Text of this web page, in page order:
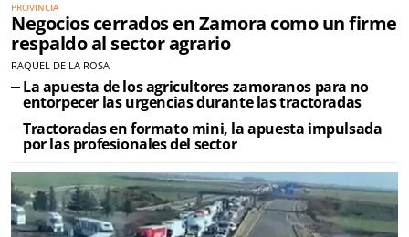
PROVINCIA
Negocios cerrados en Zamora como un firme
respaldo al sector agrario
RAQUEL DE LA ROSA
La apuesta de los agricultores zamoranos para no
entorpecer las urgencias durante las tractoradas
Tractoradas en formato mini, la apuesta impulsada
por las profesionales del sector